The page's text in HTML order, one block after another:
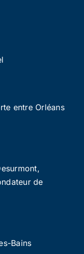
entre Orléans
de
Bains